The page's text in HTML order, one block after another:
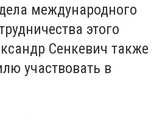
международного
этого
Сенкевич также
участвовать в